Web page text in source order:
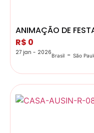
ANIMAÇÃO DE
R$ 0
27 jan - 2026Brasil - São